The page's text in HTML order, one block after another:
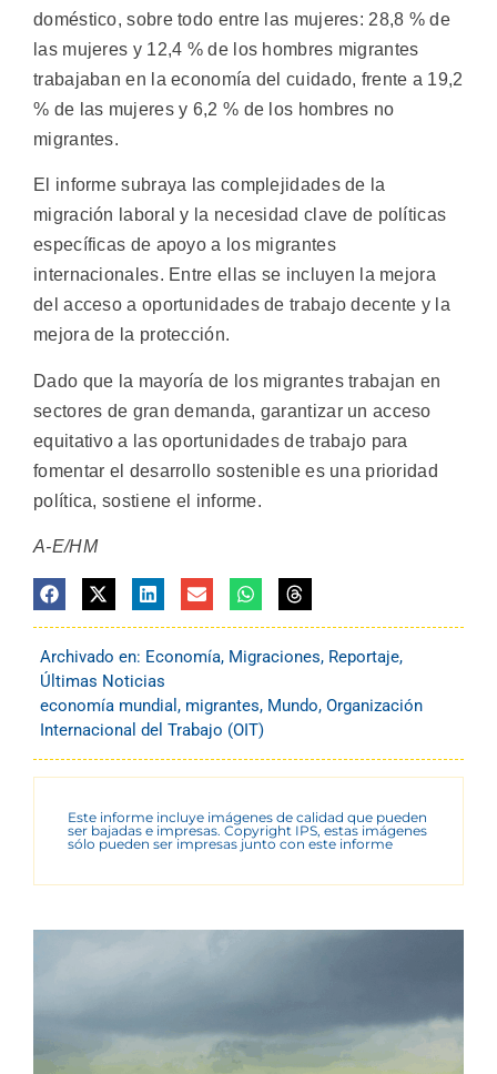
doméstico, sobre todo entre las mujeres: 28,8 % de
las mujeres y 12,4 % de los hombres migrantes
trabajaban en la economía del cuidado, frente a 19,2
% de las mujeres y 6,2 % de los hombres no
migrantes.
El informe subraya las complejidades de la
migración laboral y la necesidad clave de políticas
específicas de apoyo a los migrantes
internacionales. Entre ellas se incluyen la mejora
del acceso a oportunidades de trabajo decente y la
mejora de la protección.
Dado que la mayoría de los migrantes trabajan en
sectores de gran demanda, garantizar un acceso
equitativo a las oportunidades de trabajo para
fomentar el desarrollo sostenible es una prioridad
política, sostiene el informe.
A-E/HM
Archivado en: Economía, Migraciones, Reportaje,
Últimas Noticias
economía mundial , migrantes, Mundo, Organización
Internacional del Trabajo (OIT)
Este informe incluye imágenes de calidad que pueden
ser bajadas e impresas. Copyright IPS, estas imágenes
sólo pueden ser impresas junto con este informe